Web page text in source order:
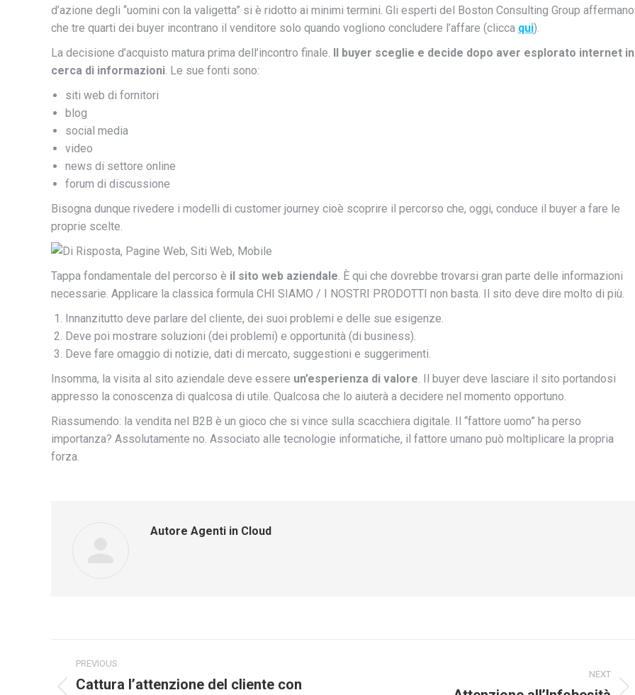
d’azione degli “uomini con la valigetta” si è ridotto ai minimi termini. Gli esperti del Boston Consulting Group affermano
che tre quarti dei buyer incontrano il venditore solo quando vogliono concludere l’affare (clicca qui).
La decisione d’acquisto matura prima dell’incontro finale. Il buyer sceglie e decide dopo aver esplorato internet in
cerca di informazioni . Le sue fonti sono:
siti web di fornitori
blog
social media
video
news di settore online
forum di discussione
Bisogna dunque rivedere i modelli di customer journey cioè scoprire il percorso che, oggi, conduce il buyer a fare le
proprie scelte.
Tappa fondamentale del percorso è il sito web aziendale . È qui che dovrebbe trovarsi gran parte delle informazioni
necessarie. Applicare la classica formula CHI SIAMO / I NOSTRI PRODOTTI non basta. Il sito deve dire molto di più.
Innanzitutto deve parlare del cliente, dei suoi problemi e delle sue esigenze.
Deve poi mostrare soluzioni (dei problemi) e opportunità (di business).
Deve fare omaggio di notizie, dati di mercato, suggestioni e suggerimenti.
Insomma, la visita al sito aziendale deve essere un’esperienza di valore . Il buyer deve lasciare il sito portandosi
appresso la conoscenza di qualcosa di utile. Qualcosa che lo aiuterà a decidere nel momento opportuno.
Riassumendo: la vendita nel B2B è un gioco che si vince sulla scacchiera digitale. Il “fattore uomo” ha perso
importanza? Assolutamente no. Associato alle tecnologie informatiche, il fattore umano può moltiplicare la propria
forza.
Autore Agenti in Cloud
Commento
di
PREVIOUS
Cattura l’attenzione del cliente con
NEXT